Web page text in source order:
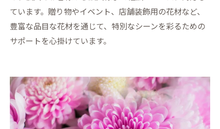
ています。贈り物やイベント、店舗装飾用の花材など、
豊富な品目な花材を通じて、特別なシーンを彩るための
サポートを心掛けています。